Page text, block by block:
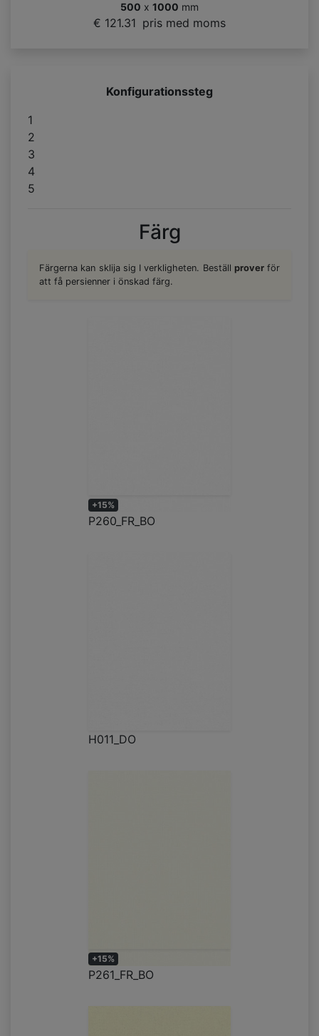
500 x 1000 mm
€ 121.31 pris med moms
Konfigurationssteg
1
2
3
4
5
Färg
Färgerna kan sklija sig I verkligheten. Beställ proverför
att få persienner i önskad färg.
+15%
P260_FR_BO
H011_DO
+15%
P261_FR_BO